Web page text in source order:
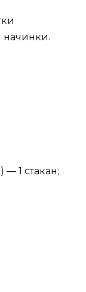
начинки.
1 стакан;